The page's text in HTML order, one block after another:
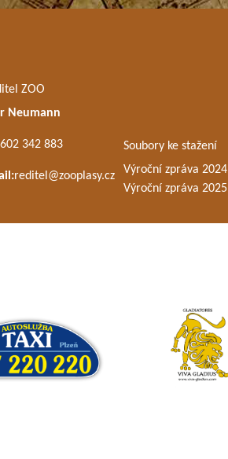
ZOO
Neumann
602 342 883
reditel@zooplasy.cz
Soubory ke stažení
Výroční zpráva 2024
Výroční zpráva 2025